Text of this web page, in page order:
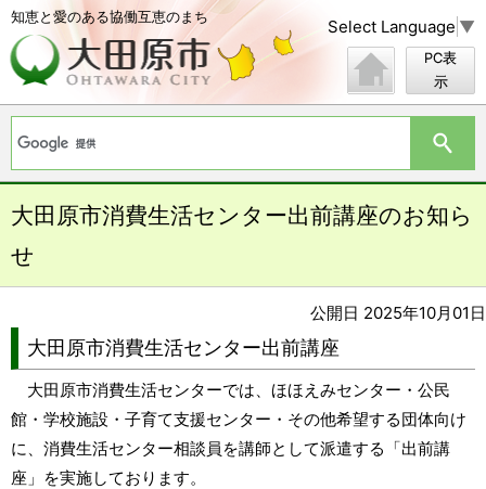
知恵と愛のある協働互恵のまち Select Language ▼
PC表
示
大田原市消費生活センター出前講座のお知ら
せ
公開日 2025年10月01日
大田原市消費生活センター出前講座
大田原市消費生活センターでは、ほほえみセンター・公民
館・学校施設・子育て支援センター・その他希望する団体向け
に、消費生活センター相談員を講師として派遣する「出前講
座」を実施しております。